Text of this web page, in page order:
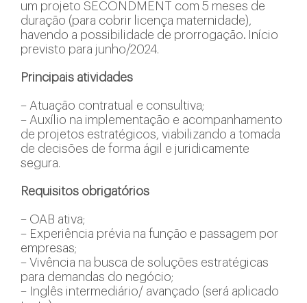
um projeto SECONDMENT com 5 meses de
duração (para cobrir licença maternidade),
havendo a possibilidade de prorrogação. Início
previsto para junho/2024.
Principais atividades
– Atuação contratual e consultiva;
– Auxílio na implementação e acompanhamento
de projetos estratégicos, viabilizando a tomada
de decisões de forma ágil e juridicamente
segura.
Requisitos obrigatórios
– OAB ativa;
– Experiência prévia na função e passagem por
empresas;
– Vivência na busca de soluções estratégicas
para demandas do negócio;
– Inglês intermediário/ avançado (será aplicado